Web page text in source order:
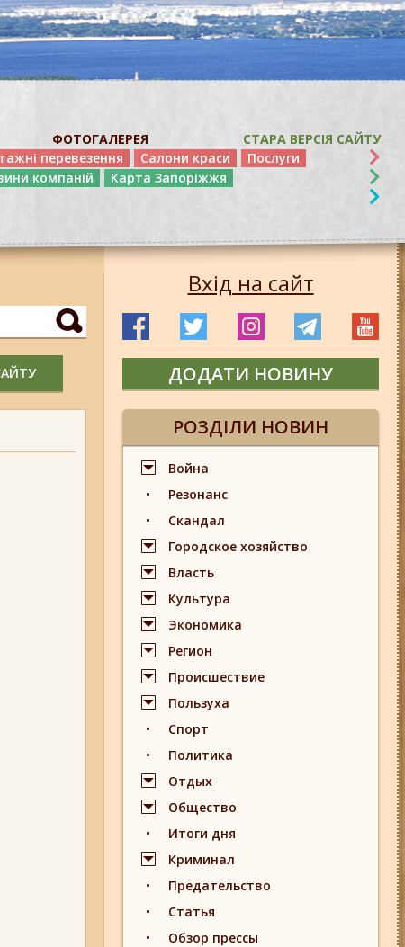
ФОТОГАЛЕРЕЯ
СТАРА ВЕРСІЯ САЙТУ
перевезення Салони краси
Послуги
компаній
Карта Запоріжжя
Вхід на сайт
ДОДАТИ НОВИНУ
РОЗДІЛИ НОВИН
Война
Резонанс
Скандал
Городское хозяйство
Власть
Культура
Экономика
Регион
Происшествие
Пользуха
Спорт
Политика
Отдых
Общество
Итоги дня
Криминал
Предательство
Статья
Обзор прессы